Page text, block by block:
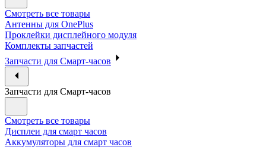
Смотреть все товары
Антенны для OnePlus
Проклейки дисплейного модуля
Комплекты запчастей
Запчасти для Смарт-часов
Запчасти для Смарт-часов
Смотреть все товары
Дисплеи для смарт часов
Аккумуляторы для смарт часов